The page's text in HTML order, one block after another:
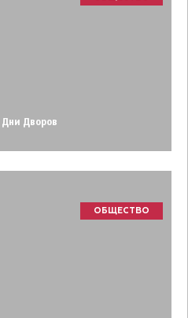
Дни Дворов
ОБЩЕСТВО